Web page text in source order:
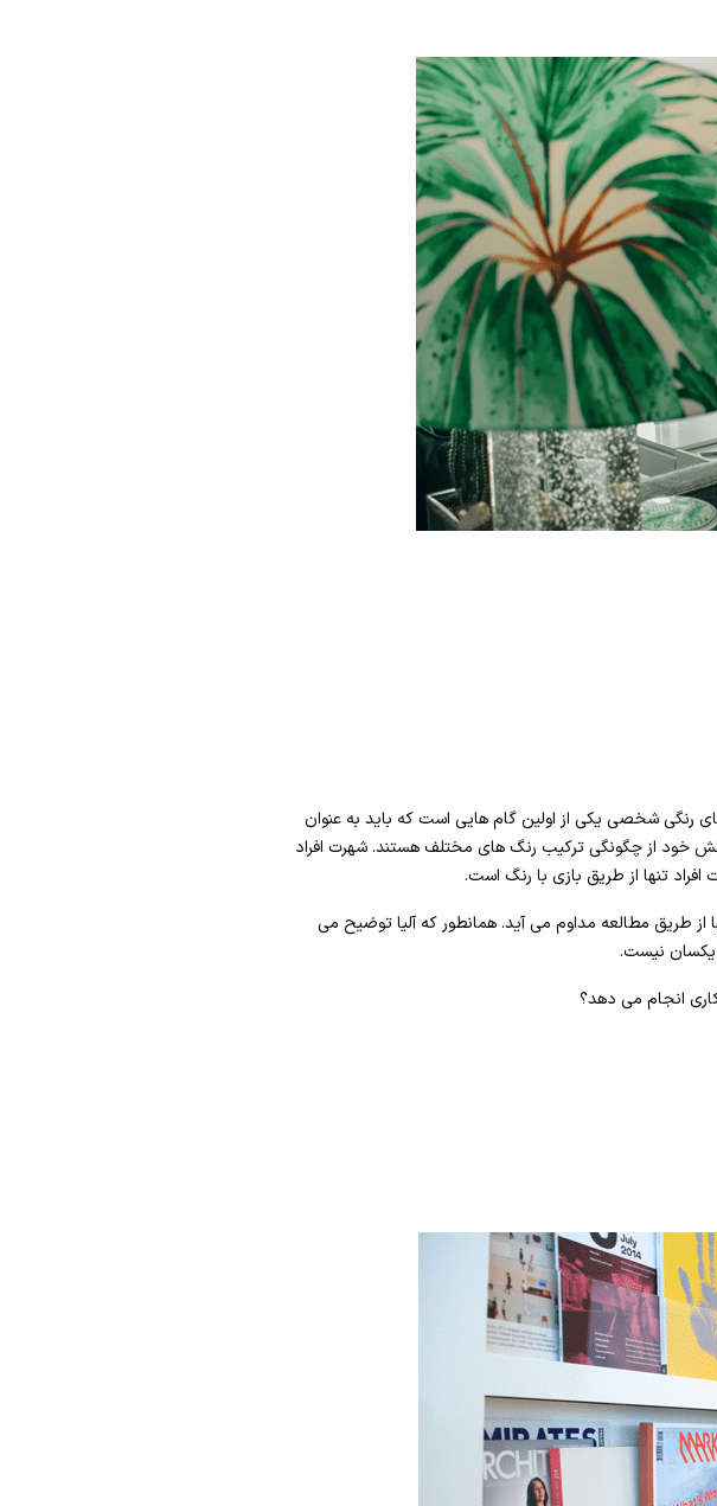
شخصی یکی از اولین گام هایی است که باید به عنوان
خود از چگونگی ترکیب رنگ های مختلف هستند. شهرت افراد
تنها از طریق بازی با رنگ است.
طریق مطالعه مداوم می آید. همانطور که آلیا توضیح می
یکسان نیست.
انجام می دهد؟